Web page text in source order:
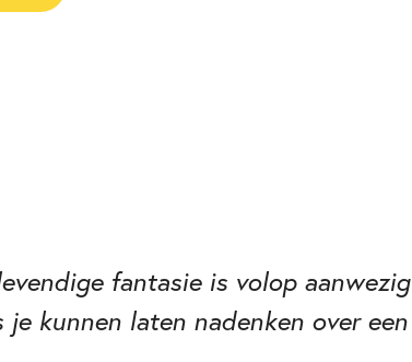
fantasie is volop
kunnen laten nadenken over